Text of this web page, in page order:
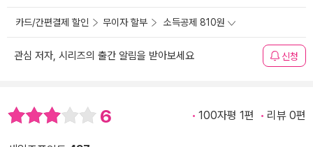
카드/간편결제 할인 무이자 할부 소득공제 810원
관심 저자, 시리즈의 출간 알림을 받아보세요 신청
6 100자평 1편 리뷰 0편